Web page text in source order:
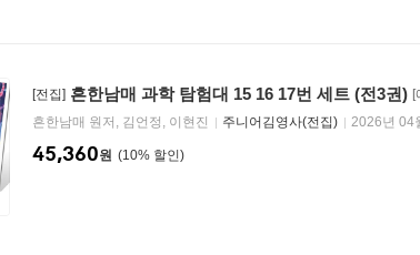
[전집] 흔한남매 과학 탐험대 15 16 17번 세트 (전3권)
흔한남매 원저, 김언정, 이현진
주니어김영사(전집) 2026년 04
10%
45,360원